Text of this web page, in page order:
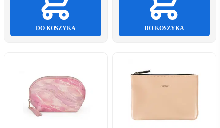
DO KOSZYKA DO KOSZYKA